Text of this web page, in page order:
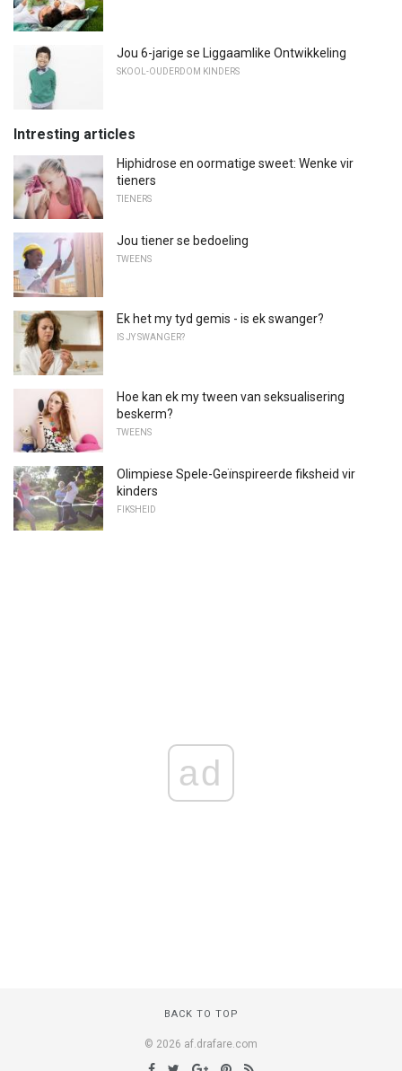
Jou 6-jarige se Liggaamlike Ontwikkeling
SKOOL-OUDERDOM KINDERS
Intresting articles
Hiphidrose en oormatige sweet: Wenke vir
tieners
TIENERS
Jou tiener se bedoeling
TWEENS
Ek het my tyd gemis - is ek swanger?
IS JY SWANGER?
Hoe kan ek my tween van seksualisering
beskerm?
TWEENS
Olimpiese Spele-Geïnspireerde fiksheid vir
kinders
FIKSHEID
ad
BACK TO TOP
© 2026 af.drafare.com